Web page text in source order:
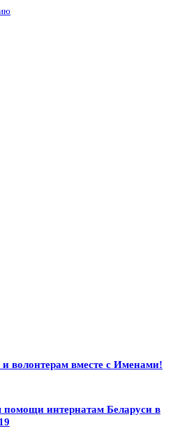
волонтерам вместе с Именами!
помощи интернатам Беларуси в